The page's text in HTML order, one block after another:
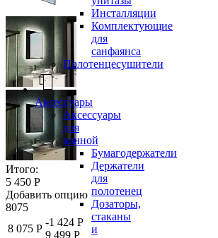
Инсталляции
Комплектующие
для
санфаянса
Полотенцесушители
Аксессуары
Аксессуары
для
ванной
Бумагодержатели
Держатели
для
полотенец
Дозаторы,
стаканы
и
Итого:
5 450 Р
Добавить опцию
8075
8 075 Р
-1 424 Р
9 499 Р